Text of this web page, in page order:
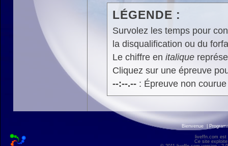
LÉGENDE :
Survolez les temps pour
la disqualification ou du
Le chiffre en italique
Cliquez sur une épreuve
--:--.--: Épreuve non
Bienvenue
liveffn.com est
Ce site